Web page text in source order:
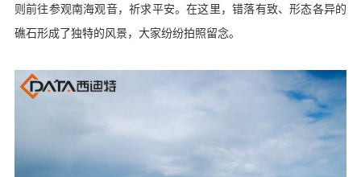
则前往参观南海观音，祈求平安。在这里，错落有致、形态各异的
礁石形成了独特的风景，大家纷纷拍照留念。